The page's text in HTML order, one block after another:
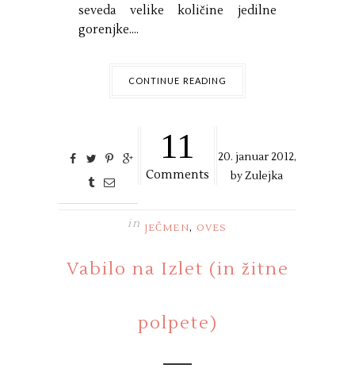
seveda velike količine jedilne
gorenjke....
CONTINUE READING
11
Comments
20. januar 2012,
byZulejka
in JEČMEN, OVES
Vabilo na Izlet (in žitne
polpete)